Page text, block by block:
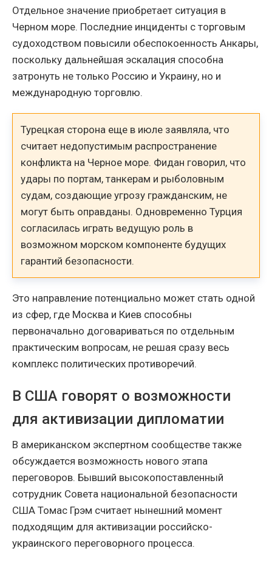
Отдельное значение приобретает ситуация в
Черном море. Последние инциденты с торговым
судоходством повысили обеспокоенность Анкары,
поскольку дальнейшая эскалация способна
затронуть не только Россию и Украину, но и
международную торговлю.
Турецкая сторона еще в июле заявляла, что
считает недопустимым распространение
конфликта на Черное море. Фидан говорил, что
удары по портам, танкерам и рыболовным
судам, создающие угрозу гражданским, не
могут быть оправданы. Одновременно Турция
согласилась играть ведущую роль в
возможном морском компоненте будущих
гарантий безопасности.
Это направление потенциально может стать одной
из сфер, где Москва и Киев способны
первоначально договариваться по отдельным
практическим вопросам, не решая сразу весь
комплекс политических противоречий.
В США говорят о возможности
для активизации дипломатии
В американском экспертном сообществе также
обсуждается возможность нового этапа
переговоров. Бывший высокопоставленный
сотрудник Совета национальной безопасности
США Томас Грэм считает нынешний момент
подходящим для активизации российско-
украинского переговорного процесса.